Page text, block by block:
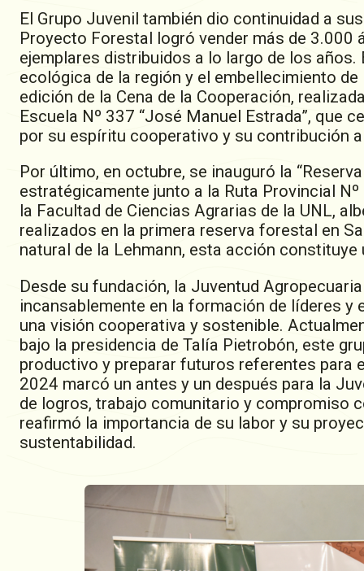
El Grupo Juvenil también dio continuidad a
Proyecto Forestal logró vender más de
ejemplares distribuidos a lo largo de los
ecológica de la región y el embellecimiento
edición de la Cena de la Cooperación,
Escuela Nº 337 “José Manuel Estrada”, que
por su espíritu cooperativo y su contribución
Por último, en octubre, se inauguró la
estratégicamente junto a la Ruta Provincial
la Facultad de Ciencias Agrarias de la UNL,
realizados en la primera reserva forestal en
natural de la Lehmann, esta acción
Desde su fundación, la Juventud
incansablemente en la formación de líderes y
una visión cooperativa y sostenible.
bajo la presidencia de Talía Pietrobón, este
productivo y preparar futuros referentes para
2024 marcó un antes y un después para la
de logros, trabajo comunitario y compromiso
reafirmó la importancia de su labor y su
sustentabilidad.